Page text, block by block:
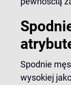
Spodnie
wysokiej